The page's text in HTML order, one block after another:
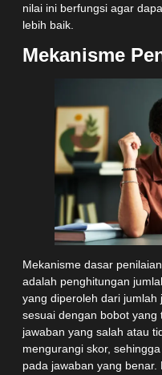
nilai ini berfungsi agar
lebih baik.
Mekanisme
Mekanisme dasar
adalah penghitungan
yang diperoleh dari
sesuai dengan bobot yang
jawaban yang salah atau
mengurangi skor,
pada jawaban yang